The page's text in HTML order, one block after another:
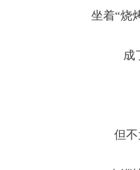
坐着“烧
成
但不